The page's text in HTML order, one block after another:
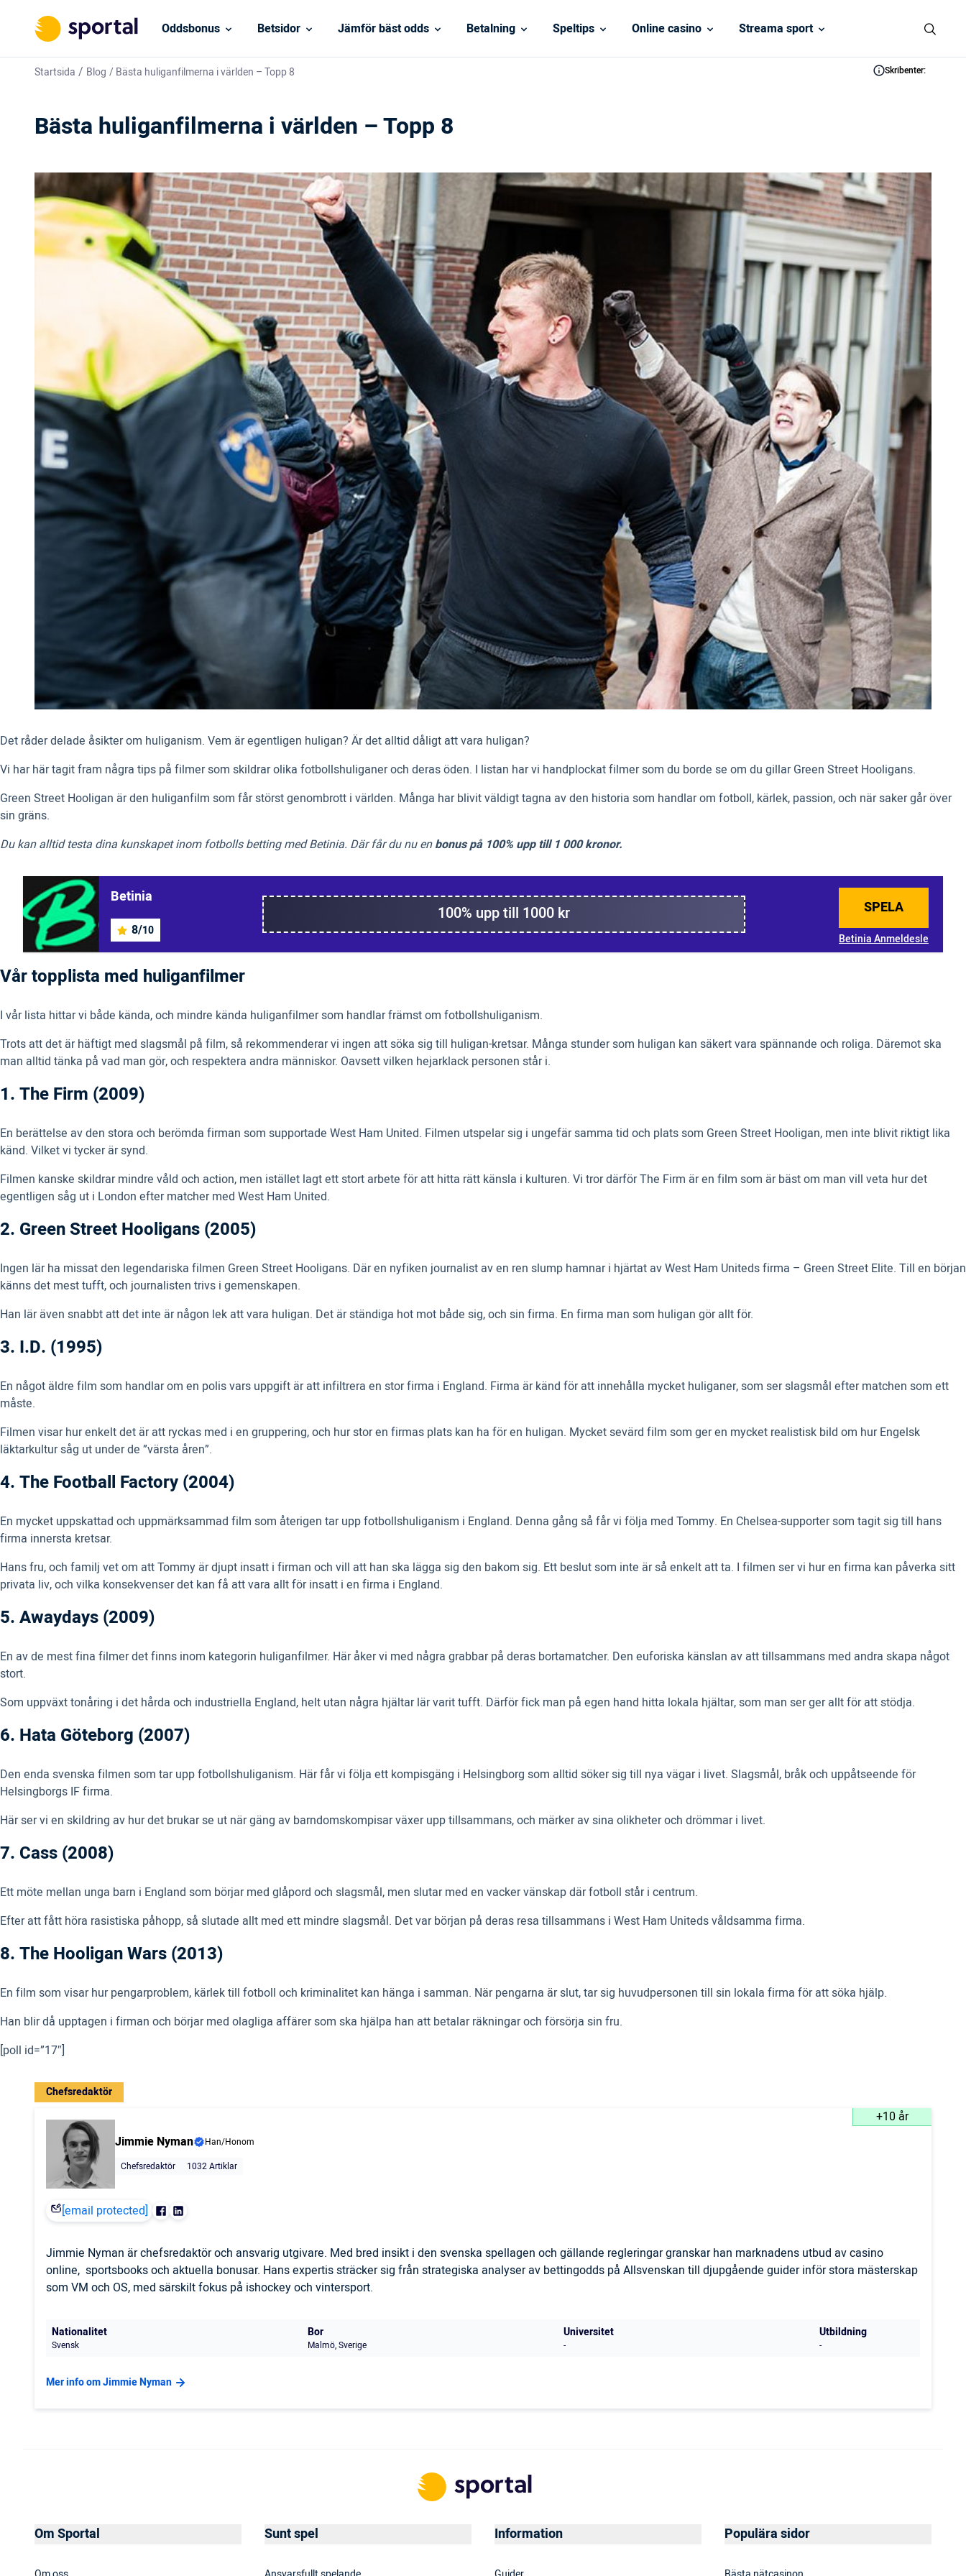
Oddsbonus Betsidor Jämför bäst odds Betalning Speltips Online casino Streama sport
Startsida / Blog /Bästa huliganfilmerna i världen – Topp 8 Skribenter:
Bästa huliganfilmerna i världen – Topp 8
Det råder delade åsikter om huliganism. Vem är egentligen huligan? Är det alltid dåligt att vara huligan?
Vi har här tagit fram några tips på filmer som skildrar olika fotbollshuliganer och deras öden. I listan har vi handplockat filmer som du borde se om du gillar Green Street Hooligans.
Green Street Hooligan är den huliganfilm som får störst genombrott i världen. Många har blivit väldigt tagna av den historia som handlar om fotboll, kärlek, passion, och när saker går över
sin gräns.
Du kan alltid testa dina kunskapet inom fotbolls betting med Betinia. Där får du nu enbonus på 100% upp till 1 000 kronor.
Betinia
8/10
100% upp till 1000 kr SPELA
Betinia Anmeldesle
Vår topplista med huliganfilmer
I vår lista hittar vi både kända, och mindre kända huliganfilmer som handlar främst om fotbollshuliganism.
Trots att det är häftigt med slagsmål på film, så rekommenderar vi ingen att söka sig till huligan-kretsar. Många stunder som huligan kan säkert vara spännande och roliga. Däremot ska
man alltid tänka på vad man gör, och respektera andra människor. Oavsett vilken hejarklack personen står i.
1. The Firm (2009)
En berättelse av den stora och berömda firman som supportade West Ham United. Filmen utspelar sig i ungefär samma tid och plats som Green Street Hooligan, men inte blivit riktigt lika
känd. Vilket vi tycker är synd.
Filmen kanske skildrar mindre våld och action, men istället lagt ett stort arbete för att hitta rätt känsla i kulturen. Vi tror därför The Firm är en film som är bäst om man vill veta hur det
egentligen såg ut i London efter matcher med West Ham United.
2. Green Street Hooligans (2005)
Ingen lär ha missat den legendariska filmen Green Street Hooligans. Där en nyfiken journalist av en ren slump hamnar i hjärtat av West Ham Uniteds firma – Green Street Elite. Till en början
känns det mest tufft, och journalisten trivs i gemenskapen.
Han lär även snabbt att det inte är någon lek att vara huligan. Det är ständiga hot mot både sig, och sin firma. En firma man som huligan gör allt för.
3. I.D. (1995)
En något äldre film som handlar om en polis vars uppgift är att infiltrera en stor firma i England. Firma är känd för att innehålla mycket huliganer, som ser slagsmål efter matchen som ett
måste.
Filmen visar hur enkelt det är att ryckas med i en gruppering, och hur stor en firmas plats kan ha för en huligan. Mycket sevärd film som ger en mycket realistisk bild om hur Engelsk
läktarkultur såg ut under de ”värsta åren”.
4. The Football Factory (2004)
En mycket uppskattad och uppmärksammad film som återigen tar upp fotbollshuliganism i England. Denna gång så får vi följa med Tommy. En Chelsea-supporter som tagit sig till hans
firma innersta kretsar.
Hans fru, och familj vet om att Tommy är djupt insatt i firman och vill att han ska lägga sig den bakom sig. Ett beslut som inte är så enkelt att ta. I filmen ser vi hur en firma kan påverka sitt
privata liv, och vilka konsekvenser det kan få att vara allt för insatt i en firma i England.
5. Awaydays (2009)
En av de mest fina filmer det finns inom kategorin huliganfilmer. Här åker vi med några grabbar på deras bortamatcher. Den euforiska känslan av att tillsammans med andra skapa något
stort.
Som uppväxt tonåring i det hårda och industriella England, helt utan några hjältar lär varit tufft. Därför fick man på egen hand hitta lokala hjältar, som man ser ger allt för att stödja.
6. Hata Göteborg (2007)
Den enda svenska filmen som tar upp fotbollshuliganism. Här får vi följa ett kompisgäng i Helsingborg som alltid söker sig till nya vägar i livet. Slagsmål, bråk och uppåtseende för
Helsingborgs IF firma.
Här ser vi en skildring av hur det brukar se ut när gäng av barndomskompisar växer upp tillsammans, och märker av sina olikheter och drömmar i livet.
7. Cass (2008)
Ett möte mellan unga barn i England som börjar med glåpord och slagsmål, men slutar med en vacker vänskap där fotboll står i centrum.
Efter att fått höra rasistiska påhopp, så slutade allt med ett mindre slagsmål. Det var början på deras resa tillsammans i West Ham Uniteds våldsamma firma.
8. The Hooligan Wars (2013)
En film som visar hur pengarproblem, kärlek till fotboll och kriminalitet kan hänga i samman. När pengarna är slut, tar sig huvudpersonen till sin lokala firma för att söka hjälp.
Han blir då upptagen i firman och börjar med olagliga affärer som ska hjälpa han att betalar räkningar och försörja sin fru.
[poll id=”17″]
Chefsredaktör
Jimmie Nyman
Han/Honom
Chefsredaktör
1032 Artiklar
[email protected]
Jimmie Nyman är chefsredaktör och ansvarig utgivare. Med bred insikt i den svenska spellagen och gällande regleringar granskar han marknadens utbud av casino
online, sportsbooks och aktuella bonusar. Hans expertis sträcker sig från strategiska analyser av bettingodds på Allsvenskan till djupgående guider inför stora mästerskap
som VM och OS, med särskilt fokus på ishockey och vintersport.
Nationalitet
Svensk
Bor
Malmö, Sverige
Universitet
-
Utbildning
-
Mer info om Jimmie Nyman
+10 år
Om Sportal Sunt spel Information Populära sidor